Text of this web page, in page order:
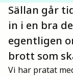
Sök
Sällan går
in i en bra
egentligen
brott som
Vi har pratat